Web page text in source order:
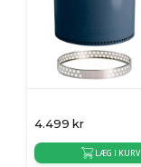
4.499 kr
LÆG I KURV